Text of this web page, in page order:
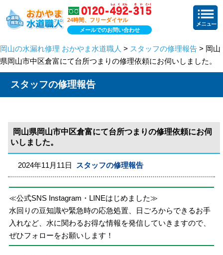
24時間、フリーダイヤル
メールでのお問い合わせ
岡山の水漏れ修理 おかやま水道職人 > スタッフの修理報告 > 岡山
県岡山市中区倉富にて台所つまりの修理依頼にお伺いしました。
スタッフの修理報告
岡山県岡山市中区倉富にて台所つまりの修理依頼にお伺
いしました。
2024年11月11日 スタッフの修理報告
≪公式SNS Instagram・LINEはじめました≫
水回りの豆知識や緊急時の応急処置、日ごろからできるお手
入れなど、水に関わるお得な情報を発信していきますので、
ぜひフォローをお願いします！